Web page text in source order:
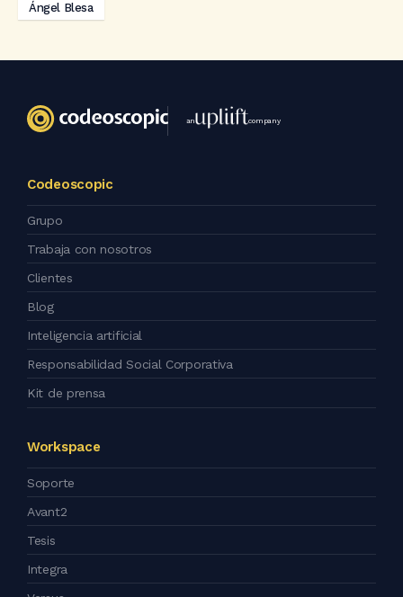
Ángel Blesa
an company
Codeoscopic
Grupo
Trabaja con nosotros
Clientes
Blog
Inteligencia artificial
Responsabilidad Social Corporativa
Kit de prensa
Workspace
Soporte
Avant2
Tesis
Integra